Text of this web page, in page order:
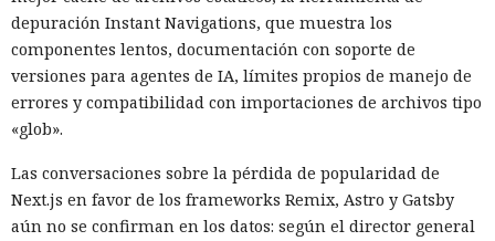
depuración Instant Navigations, que muestra los
componentes lentos, documentación con soporte de
versiones para agentes de IA, límites propios de manejo de
errores y compatibilidad con importaciones de archivos tipo
«glob».
Las conversaciones sobre la pérdida de popularidad de
Next.js en favor de los frameworks Remix, Astro y Gatsby
aún no se confirman en los datos: según el director general